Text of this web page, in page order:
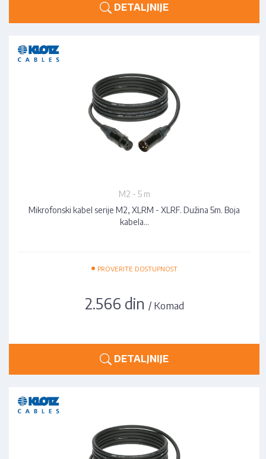
DETALJNIJE
M2 - 5 m
Mikrofonski kabel serije M2, XLRM - XLRF. Dužina 5m. Boja
kabela…
• PROVERITE DOSTUPNOST
2.566 din / Komad
DETALJNIJE